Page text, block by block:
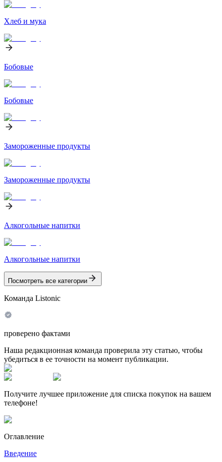
Хлеб и мука
Бобовые
Бобовые
Замороженные продукты
Замороженные продукты
Алкогольные напитки
Алкогольные напитки
Посмотреть все категории
Команда Listonic
проверено фактами
Наша редакционная команда проверила эту статью, чтобы
убедиться в ее точности на момент публикации.
Получите лучшее приложение для списка покупок на вашем
телефоне!
Оглавление
Введение